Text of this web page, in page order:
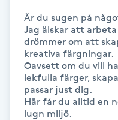
Hypnos
Hårborttagning
Hårbottenbehandling
Är du sugen på
Jag älskar att arbeta
drömmer om att
kreativa färgningar.
Oavsett om du vill
lekfulla färger,
passar just dig.
Här får du alltid en
lugn miljö.